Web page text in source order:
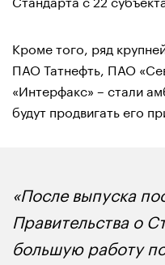
Кроме того, ряд
ПАО Татнефть, ПАО
«Интерфакс» – стали
будут продвигать его
«После выпуска
Правительства о
большую работу